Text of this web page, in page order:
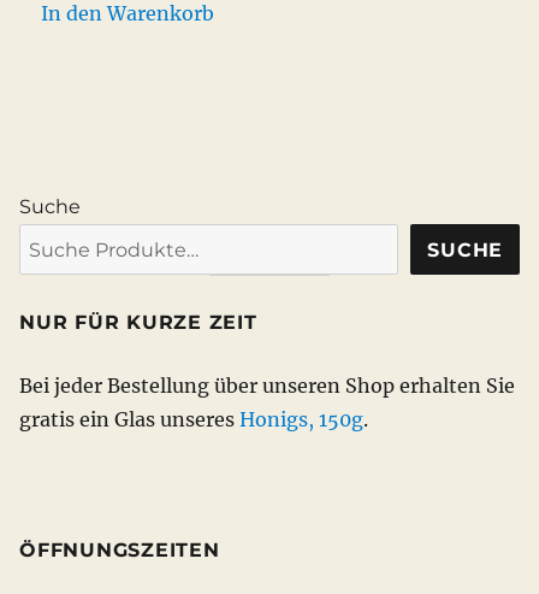
In den Warenkorb
Suche
SUCHE
NUR FÜR KURZE ZEIT
Bei jeder Bestellung über unseren Shop erhalten Sie
gratis ein Glas unseres Honigs, 150g.
ÖFFNUNGSZEITEN